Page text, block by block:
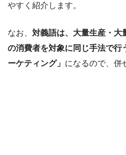
やすく紹介します。
なお、 対義語は、大量生産・大
の消費者を対象に同じ手法で行
ーケティング」 になるので、併